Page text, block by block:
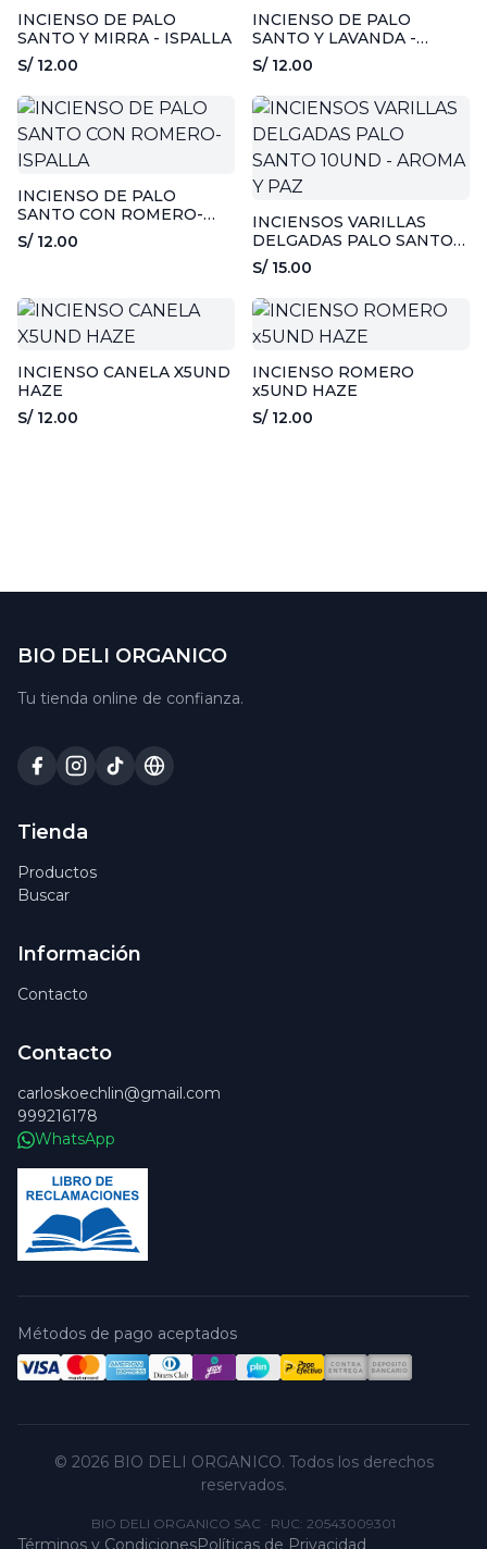
INCIENSO DE PALO
SANTO Y MIRRA - ISPALLA
S/ 12.00
INCIENSO DE PALO
SANTO Y LAVANDA -
ISPALLA
S/ 12.00
INCIENSO DE PALO
SANTO CON ROMERO-
ISPALLA
S/ 12.00
INCIENSOS VARILLAS
DELGADAS PALO SANTO
10UND - AROMA Y PAZ
S/ 15.00
INCIENSO CANELA X5UND
HAZE
S/ 12.00
INCIENSO ROMERO
x5UND HAZE
S/ 12.00
BIO DELI ORGANICO
Tu tienda online de confianza.
Tienda
Productos
Buscar
Información
Contacto
Contacto
carloskoechlin@gmail.com
999216178
WhatsApp
Métodos de pago aceptados
© 2026 BIO DELI ORGANICO. Todos los derechos
reservados.
BIO DELI ORGANICO SAC · RUC: 20543009301
Términos y CondicionesPolíticas de Privacidad